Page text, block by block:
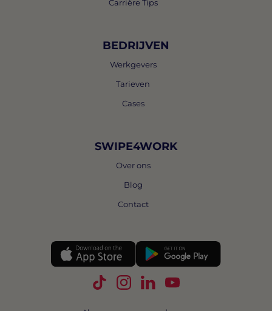
Carrière Tips
BEDRIJVEN
Werkgevers
Tarieven
Cases
SWIPE4WORK
Over ons
Blog
Contact
Volg Swipe4Work op TikTok
Volg Swipe4Work op
Volg Swipe4Work op
Volg Swipe4Work